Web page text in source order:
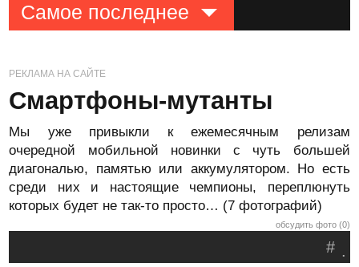
Самое последнее
РЕКЛАМА НА САЙТЕ
Смартфоны-мутанты
Мы уже привыкли к ежемесячным релизам
очередной мобильной новинки с чуть большей
диагональю, памятью или аккумулятором. Но есть
среди них и настоящие чемпионы, переплюнуть
которых будет не так-то просто… (7 фотографий)
обсудить фото (0)
.
#